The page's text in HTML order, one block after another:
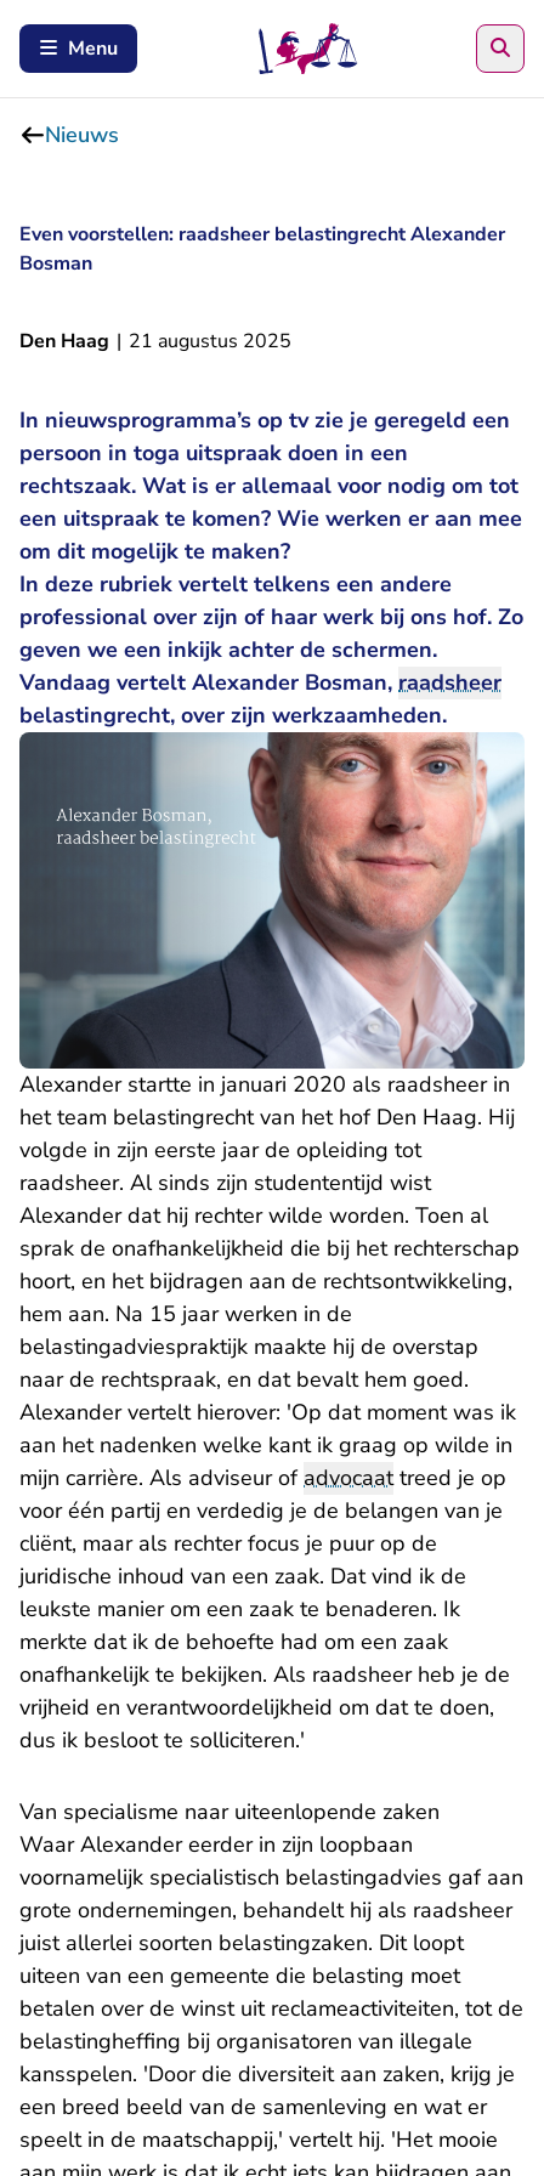
Menu
Nieuws
Even voorstellen: raadsheer belastingrecht Alexander
Bosman
Den Haag | 21 augustus 2025
In nieuwsprogramma’s op tv zie je geregeld een
persoon in toga uitspraak doen in een
rechtszaak. Wat is er allemaal voor nodig om tot
een uitspraak te komen? Wie werken er aan mee
om dit mogelijk te maken?
In deze rubriek vertelt telkens een andere
professional over zijn of haar werk bij ons hof. Zo
geven we een inkijk achter de schermen.
Vandaag vertelt Alexander Bosman, raadsheer
belastingrecht, over zijn werkzaamheden.
Alexander startte in januari 2020 als raadsheer in
het team belastingrecht van het hof Den Haag. Hij
volgde in zijn eerste jaar de opleiding tot
raadsheer. Al sinds zijn studententijd wist
Alexander dat hij rechter wilde worden. Toen al
sprak de onafhankelijkheid die bij het rechterschap
hoort, en het bijdragen aan de rechtsontwikkeling,
hem aan. Na 15 jaar werken in de
belastingadviespraktijk maakte hij de overstap
naar de rechtspraak, en dat bevalt hem goed.
Alexander vertelt hierover: 'Op dat moment was ik
aan het nadenken welke kant ik graag op wilde in
mijn carrière. Als adviseur ofadvocaattreed je op
voor één partij en verdedig je de belangen van je
cliënt, maar als rechter focus je puur op de
juridische inhoud van een zaak. Dat vind ik de
leukste manier om een zaak te benaderen. Ik
merkte dat ik de behoefte had om een zaak
onafhankelijk te bekijken. Als raadsheer heb je de
vrijheid en verantwoordelijkheid om dat te doen,
dus ik besloot te solliciteren.'
Van specialisme naar uiteenlopende zaken
Waar Alexander eerder in zijn loopbaan
voornamelijk specialistisch belastingadvies gaf aan
grote ondernemingen, behandelt hij als raadsheer
juist allerlei soorten belastingzaken. Dit loopt
uiteen van een gemeente die belasting moet
betalen over de winst uit reclameactiviteiten, tot de
belastingheffing bij organisatoren van illegale
kansspelen. 'Door die diversiteit aan zaken, krijg je
een breed beeld van de samenleving en wat er
speelt in de maatschappij,' vertelt hij. 'Het mooie